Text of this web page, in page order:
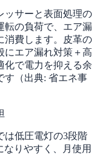
ッサーと表面処理の
転の負荷で、エア漏
消費します。皮革の
にエア漏れ対策＋高
化で電力を抑える余
す（出典: 省エネ事
は低圧電灯の3段階
なりやすく、月使用